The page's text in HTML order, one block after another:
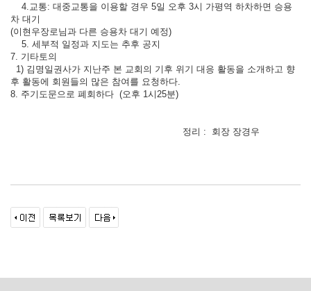
4.교통: 대중교통을 이용할 경우 5일 오후 3시 가평역 하차하면 승용
차 대기
(이현우장로님과 다른 승용차 대기 예정)
5. 세부적 일정과 지도는 추후 공지
7. 기타토의
1) 김명일권사가 지난주 본 교회의 기후 위기 대응 활동을 소개하고 향
후 활동에 회원들의 많은 참여를 요청하다.
8. 주기도문으로 폐회하다 (오후 1시25분)
정리 : 회장 장경우